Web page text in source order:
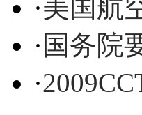
·美国航
· 国务院
·